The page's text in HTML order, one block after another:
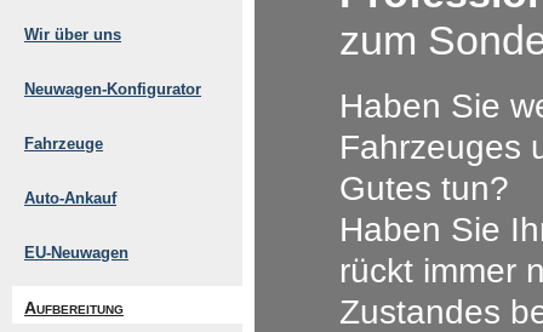
Wir über uns
Neuwagen-Konfigurator
Fahrzeuge
Auto-Ankauf
EU-Neuwagen
Aufbereitung
zum
Haben Sie
Fahrzeuges
Gutes tun?
Haben Sie
rückt immer
Zustandes